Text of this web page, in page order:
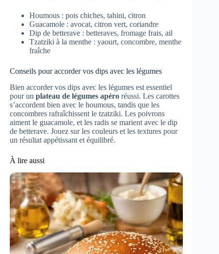
Houmous : pois chiches, tahini, citron
Guacamole : avocat, citron vert, coriandre
Dip de betterave : betteraves, fromage frais, ail
Tzatziki à la menthe : yaourt, concombre, menthe
fraîche
Conseils pour accorder vos dips avec les légumes
Bien accorder vos dips avec les légumes est essentiel
pour un plateau de légumes apéro réussi. Les carottes
s’accordent bien avec le houmous, tandis que les
concombres rafraîchissent le tzatziki. Les poivrons
aiment le guacamole, et les radis se marient avec le dip
de betterave. Jouez sur les couleurs et les textures pour
un résultat appétissant et équilibré.
À lire aussi